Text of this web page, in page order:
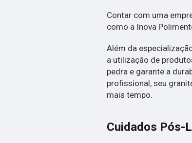
Contar com uma
como a Inova
Além da
a utilização de
pedra e garante a
profissional, seu
mais tempo.
Cuidados Pós-